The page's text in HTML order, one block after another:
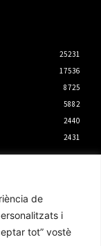
de
i
tot” vostè
25231
17536
8725
5882
2440
2431